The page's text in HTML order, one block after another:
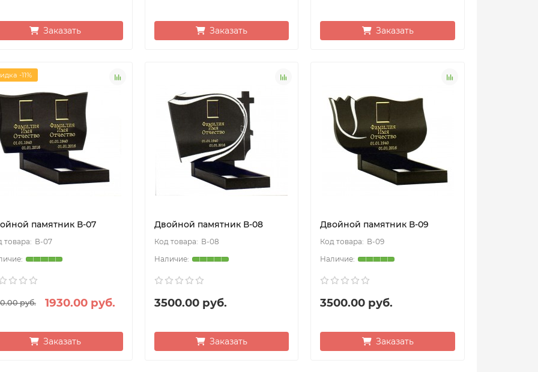
Заказать Заказать Заказать
-11%
памятник В-07
В-07
руб. 1930.00 руб.
Заказать
Двойной памятник В-08
В-08
3500.00 руб.
Заказать
Двойной памятник В-09
В-09
3500.00 руб.
Заказать